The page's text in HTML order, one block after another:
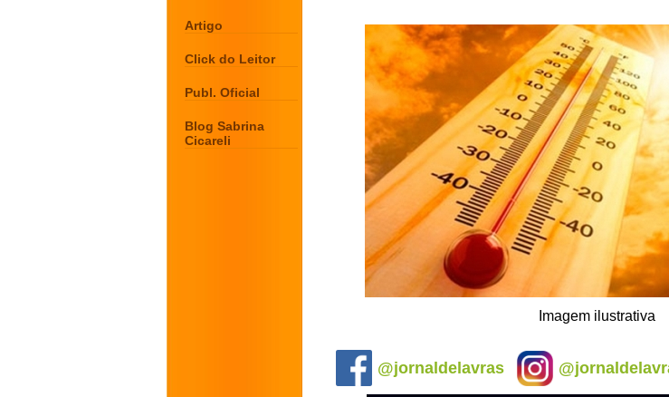
Artigo
Click do Leitor
Publ. Oficial
Blog Sabrina
Cicareli
Imagem ilustrativa
@jornaldelavras